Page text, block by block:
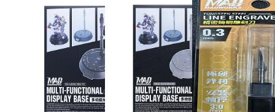
S013 1/144
维修平台 蝕
刻片 (不挑盒
盒況)
售價:280